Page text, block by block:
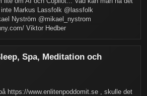
Markus Lassfolk @lassfolk
Nyström @mikael_nystrom
Viktor Hedber
Spa, Meditation och
https://www.enlitenpoddomit.se , skulle det